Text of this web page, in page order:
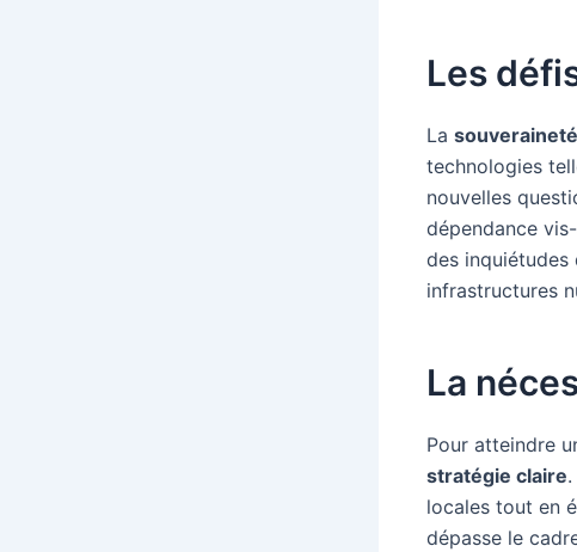
Les
La
technologies
nouvelles
dépendance
des inquiétudes
infrastructures
La
Pour atteindre
stratégie claire
locales tout en
dépasse le